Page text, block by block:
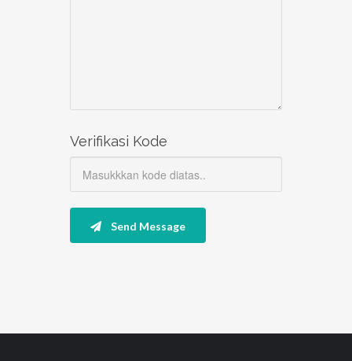
Verifikasi Kode
Send Message